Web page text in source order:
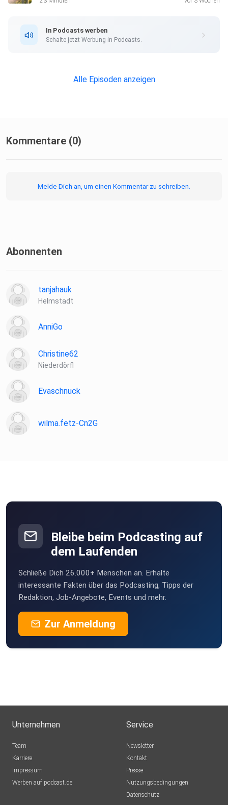
linktr.ee/kraftquelle_by_nicole
#MeditationDaily #InnereRuhe #Entspannung
In Podcasts werben
Schalte jetzt Werbung in Podcasts.
Alle Episoden anzeigen
Kommentare (0)
Melde Dich an, um einen Kommentar zu schreiben.
Abonnenten
tanjahauk
Helmstadt
AnniGo
Christine62
Niederdörfl
Evaschnuck
wilma.fetz-Cn2G
Bleibe beim Podcasting auf
dem Laufenden
Schließe Dich 26.000+ Menschen an. Erhalte
interessante Fakten über das Podcasting, Tipps der
Redaktion, Job-Angebote, Events und mehr.
Zur Anmeldung
Unternehmen
Team
Karriere
Impressum
Werben auf podcast.de
Service
Newsletter
Kontakt
Presse
Nutzungsbedingungen
Datenschutz